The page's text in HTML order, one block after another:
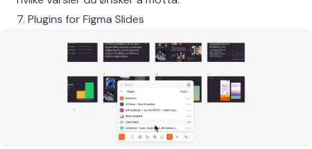
7. Plugins for Figma Slides